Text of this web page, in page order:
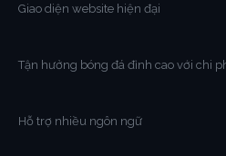
Giao diện website hiện đại
Tận hưởng bóng đá đỉnh cao với chi
Hỗ trợ nhiều ngôn ngữ